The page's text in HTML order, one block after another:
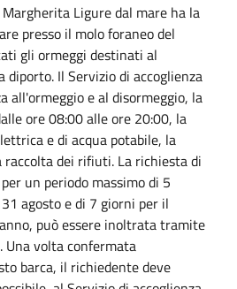
Ligure dal mare ha la
presso il molo foraneo del
gli ormeggi destinati al
Il Servizio di accoglienza
all'ormeggio e al disormeggio, la
ore 08:00 alle ore 20:00, la
e di acqua potabile, la
raccolta dei rifiuti. La richiesta di
un periodo massimo di 5
agosto e di 7 giorni per il
può essere inoltrata tramite
Una volta confermata
barca, il richiedente deve